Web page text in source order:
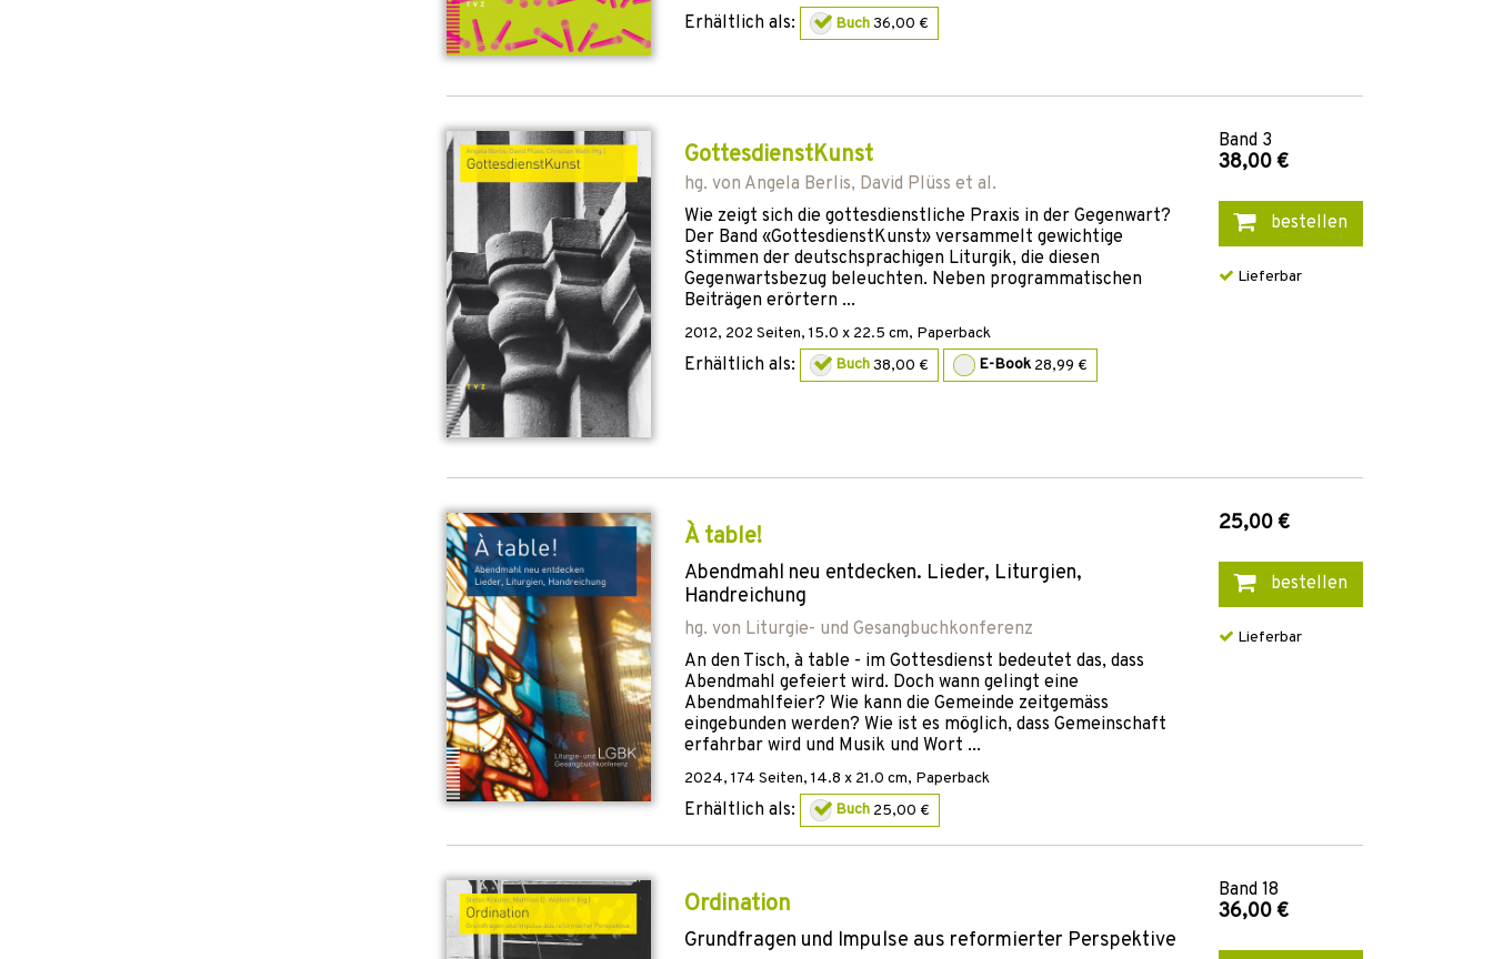
Erhältlich als: Buch36,00 €
GottesdienstKunst
hg. von Angela Berlis, David Plüss et al.
Wie zeigt sich die gottesdienstliche Praxis in der Gegenwart?
Der Band «GottesdienstKunst» versammelt gewichtige
Stimmen der deutschsprachigen Liturgik, die diesen
Gegenwartsbezug beleuchten. Neben programmatischen
Beiträgen erörtern ...
2012, 202 Seiten, 15.0 x 22.5 cm, Paperback
Erhältlich als: Buch38,00 € E-Book 28,99 €
Band 3
38,00 €
bestellen
Lieferbar
À table!
Abendmahl neu entdecken. Lieder, Liturgien,
Handreichung
hg. von Liturgie- und Gesangbuchkonferenz
An den Tisch, à table - im Gottesdienst bedeutet das, dass
Abendmahl gefeiert wird. Doch wann gelingt eine
Abendmahlfeier? Wie kann die Gemeinde zeitgemäss
eingebunden werden? Wie ist es möglich, dass Gemeinschaft
erfahrbar wird und Musik und Wort ...
2024, 174 Seiten, 14.8 x 21.0 cm, Paperback
Erhältlich als: Buch 25,00 €
25,00 €
bestellen
Lieferbar
Ordination
Grundfragen und Impulse aus reformierter Perspektive
Band 18
36,00 €